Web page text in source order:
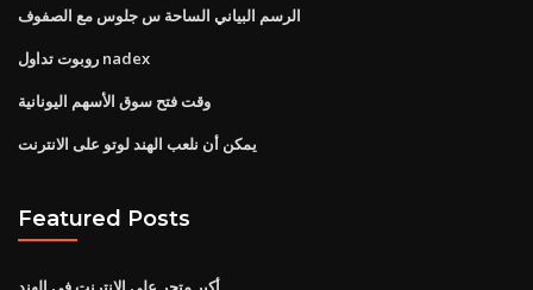
الرسم البياني الساحة س جلوس مع الصفوف
روبوت تداول nadex
وقت فتح سوق الأسهم اليونانية
يمكن أن نلعب الهند لوتو على الانترنت
Featured Posts